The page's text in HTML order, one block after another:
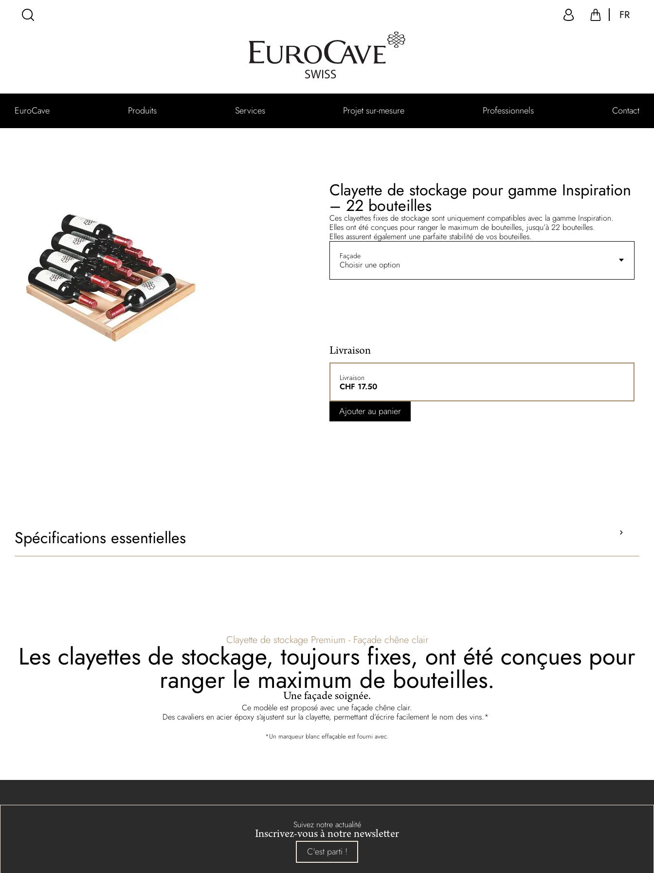
FR
EuroCave Produits Services Projet sur-mesure Professionnels Contact
Clayette de stockage pour gamme Inspiration
– 22 bouteilles
Ces clayettes fixes de stockage sont uniquement compatibles avec la gamme Inspiration.
Elles ont été conçues pour ranger le maximum de bouteilles, jusqu’à 22 bouteilles.
Elles assurent également une parfaite stabilité de vos bouteilles.
Façade
Choisir une option
Livraison
Livraison
CHF 17.50
Ajouter au panier
Spécifications essentielles
Clayette de stockage Premium - Façade chêne clair
Les clayettes de stockage, toujours fixes, ont été conçues pour
ranger le maximum de bouteilles.
Une façade soignée.
Ce modèle est proposé avec une façade chêne clair.
Des cavaliers en acier époxy s’ajustent sur la clayette, permettant d’écrire facilement le nom des vins.*
*Un marqueur blanc effaçable est fourni avec.
Suivez notre actualité
Inscrivez-vous à notre newsletter
C'est parti !